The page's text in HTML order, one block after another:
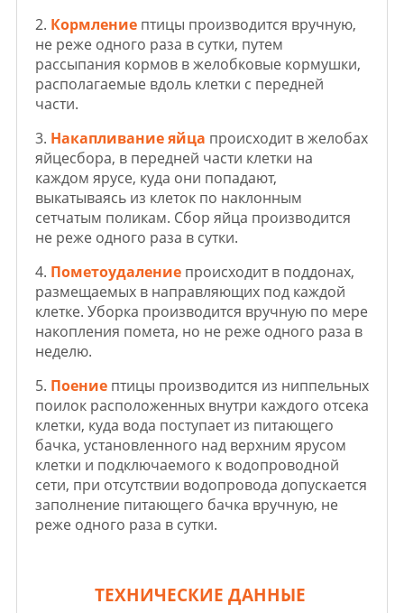
2. Кормление птицы производится вручную,
не реже одного раза в сутки, путем
рассыпания кормов в желобковые кормушки,
располагаемые вдоль клетки с передней
части.
3. Накапливание яйца происходит в желобах
яйцесбора, в передней части клетки на
каждом ярусе, куда они попадают,
выкатываясь из клеток по наклонным
сетчатым поликам. Сбор яйца производится
не реже одного раза в сутки.
4. Пометоудаление происходит в поддонах,
размещаемых в направляющих под каждой
клетке. Уборка производится вручную по мере
накопления помета, но не реже одного раза в
неделю.
5. Поение птицы производится из ниппельных
поилок расположенных внутри каждого отсека
клетки, куда вода поступает из питающего
бачка, установленного над верхним ярусом
клетки и подключаемого к водопроводной
сети, при отсутствии водопровода допускается
заполнение питающего бачка вручную, не
реже одного раза в сутки.
ТЕХНИЧЕСКИЕ ДАННЫЕ